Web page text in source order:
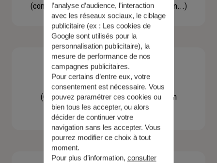
(concernant une actualité, une réglementation...)
Contacter un agent
(Obtenir un devis, une information, faire un
bilan...)
l’analyse d’audience, l’interaction
avec les réseaux sociaux, le ciblage
publicitaire (ex : Les cookies de
Google sont utilisés pour la
personnalisation publicitaire), la
mesure de performance de nos
campagnes publicitaires.
Pour certains d’entre eux, votre
consentement est nécessaire. Vous
pouvez paramétrer ces cookies ou
bien tous les accepter, ou alors
décider de continuer votre
navigation sans les accepter. Vous
pourrez modifier ce choix à tout
moment.
Pour plus d’information, consulter